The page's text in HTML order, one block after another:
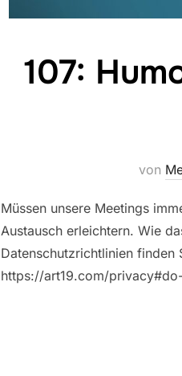
107:
von
Müssen unsere Meetings
Austausch erleichtern. Wie
Datenschutzrichtlinien
https://art19.com/